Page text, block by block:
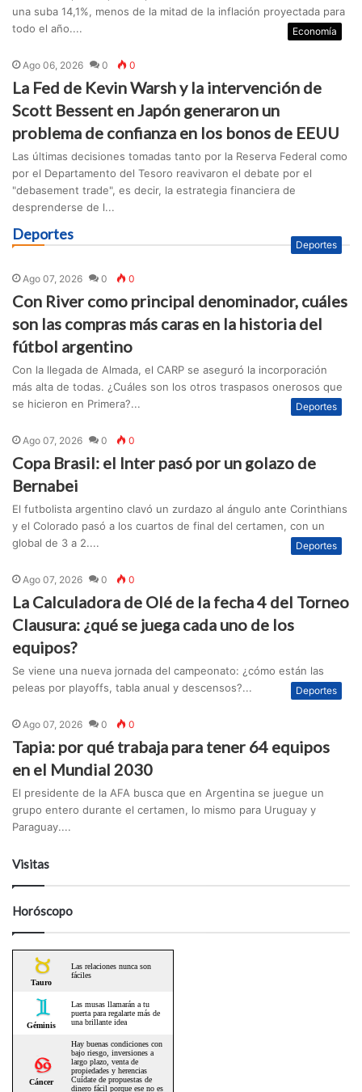
una suba 14,1%, menos de la mitad de la inflación proyectada para
todo el año....
Economía
Ago 06, 2026 0 0
La Fed de Kevin Warsh y la intervención de
Scott Bessent en Japón generaron un
problema de confianza en los bonos de EEUU
Las últimas decisiones tomadas tanto por la Reserva Federal como
por el Departamento del Tesoro reavivaron el debate por el
"debasement trade", es decir, la estrategia financiera de
desprenderse de l...
Deportes
Deportes
Ago 07, 2026 0 0
Con River como principal denominador, cuáles
son las compras más caras en la historia del
fútbol argentino
Con la llegada de Almada, el CARP se aseguró la incorporación
más alta de todas. ¿Cuáles son los otros traspasos onerosos que
se hicieron en Primera?...
Deportes
Ago 07, 2026 0 0
Copa Brasil: el Inter pasó por un golazo de
Bernabei
El futbolista argentino clavó un zurdazo al ángulo ante Corinthians
y el Colorado pasó a los cuartos de final del certamen, con un
global de 3 a 2....
Deportes
Ago 07, 2026 0 0
La Calculadora de Olé de la fecha 4 del Torneo
Clausura: ¿qué se juega cada uno de los
equipos?
Se viene una nueva jornada del campeonato: ¿cómo están las
peleas por playoffs, tabla anual y descensos?...
Deportes
Ago 07, 2026 0 0
Tapia: por qué trabaja para tener 64 equipos
en el Mundial 2030
El presidente de la AFA busca que en Argentina se juegue un
grupo entero durante el certamen, lo mismo para Uruguay y
Paraguay....
Visitas
Horóscopo